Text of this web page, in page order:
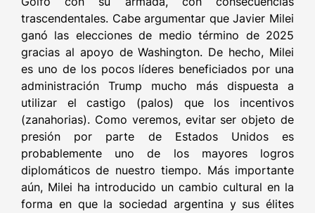
trascendentales. Cabe argumentar que Javier Milei
ganó las elecciones de medio término de 2025
gracias al apoyo de Washington. De hecho, Milei
es uno de los pocos líderes beneficiados por una
administración Trump mucho más dispuesta a
utilizar el castigo (palos) que los incentivos
(zanahorias). Como veremos, evitar ser objeto de
presión por parte de Estados Unidos es
probablemente uno de los mayores logros
diplomáticos de nuestro tiempo. Más importante
aún, Milei ha introducido un cambio cultural en la
forma en que la sociedad argentina y sus élites